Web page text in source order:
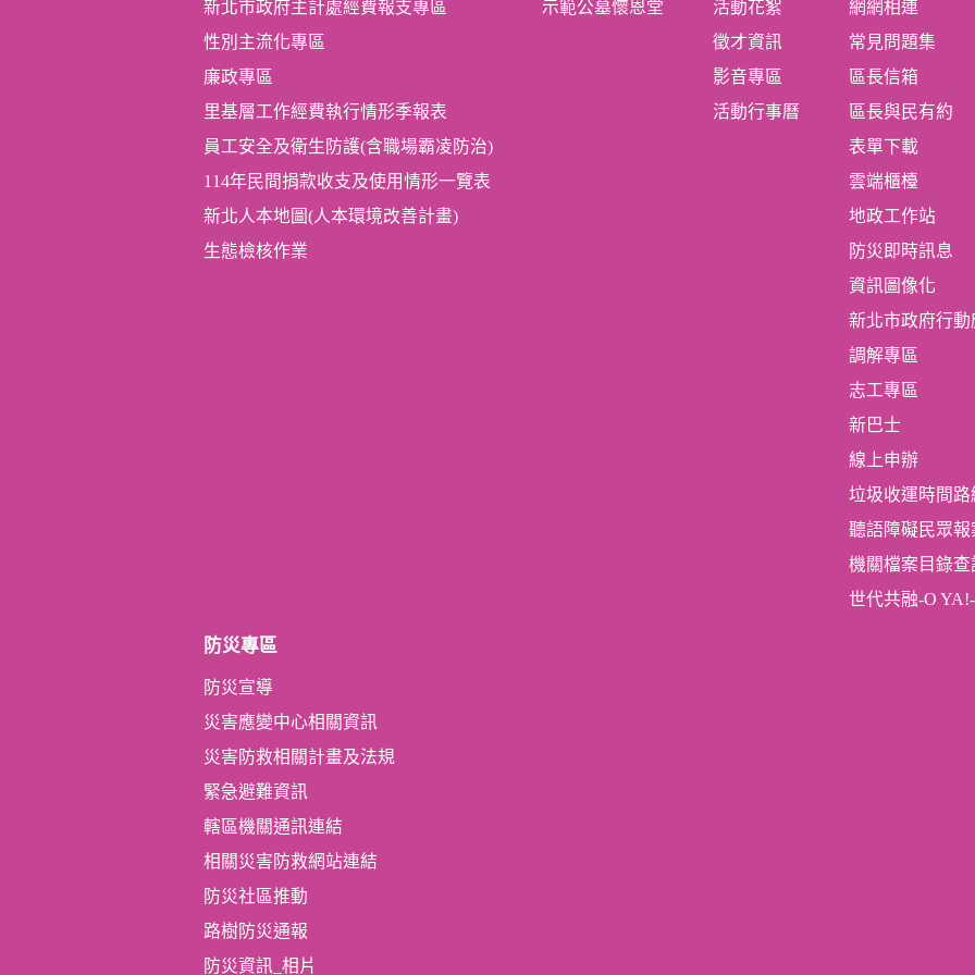
新北市政府主計處經費報支專區
性別主流化專區
廉政專區
里基層工作經費執行情形季報表
員工安全及衛生防護(含職場霸凌防治)
114年民間捐款收支及使用情形一覽表
新北人本地圖(人本環境改善計畫)
生態檢核作業
示範公墓懷恩堂
活動花絮
徵才資訊
影音專區
活動行事曆
網網相連
常見問題集
區長信箱
區長與民有約
表單下載
雲端櫃檯
地政工作站
防災即時訊息
資訊圖像化
新北市政府行動
調解專區
志工專區
新巴士
線上申辦
垃圾收運時間路
聽語障礙民眾
機關檔案目錄查
世代共融-O
防災專區
防災宣導
災害應變中心相關資訊
災害防救相關計畫及法規
緊急避難資訊
轄區機關通訊連結
相關災害防救網站連結
防災社區推動
路樹防災通報
防災資訊_相片